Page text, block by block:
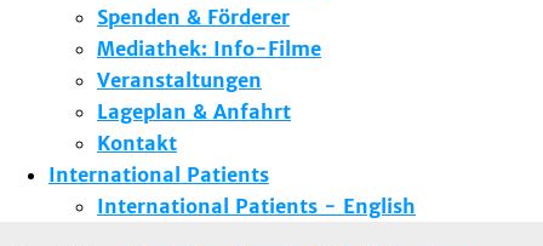
Spenden & Förderer
Mediathek: Info-Filme
Veranstaltungen
Lageplan & Anfahrt
Kontakt
International Patients
International Patients - English